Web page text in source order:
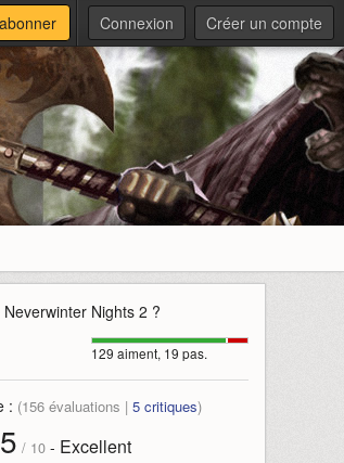
Connexion Créer un compte
Neverwinter Nights 2 ?
129 aiment, 19 pas.
: (156évaluations | 5critiques)
/ 10- Excellent